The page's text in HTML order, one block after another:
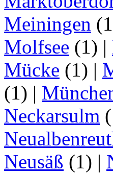
Meiningen
Molfsee (1) |
Mücke (1) |
(1) |
Neckarsulm
Neusäß (1) |